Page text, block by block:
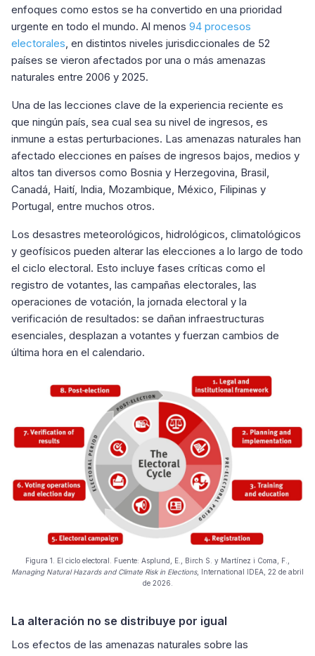
enfoques como estos se ha convertido en una prioridad
urgente en todo el mundo. Al menos 94 procesos
electorales , en distintos niveles jurisdiccionales de 52
países se vieron afectados por una o más amenazas
naturales entre 2006 y 2025.
Una de las lecciones clave de la experiencia reciente es
que ningún país, sea cual sea su nivel de ingresos, es
inmune a estas perturbaciones. Las amenazas naturales han
afectado elecciones en países de ingresos bajos, medios y
altos tan diversos como Bosnia y Herzegovina, Brasil,
Canadá, Haití, India, Mozambique, México, Filipinas y
Portugal, entre muchos otros.
Los desastres meteorológicos, hidrológicos, climatológicos
y geofísicos pueden alterar las elecciones a lo largo de todo
el ciclo electoral. Esto incluye fases críticas como el
registro de votantes, las campañas electorales, las
operaciones de votación, la jornada electoral y la
verificación de resultados: se dañan infraestructuras
esenciales, desplazan a votantes y fuerzan cambios de
última hora en el calendario.
Figura 1. El ciclo electoral. Fuente: Asplund, E., Birch S. y Martínez i Coma, F.,
Managing Natural Hazards and Climate Risk in Elections, International IDEA, 22 de abril
de 2026.
La alteración no se distribuye por igual
Los efectos de las amenazas naturales sobre las